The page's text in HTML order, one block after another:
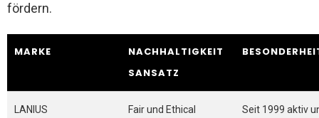
fördern.
MARKE
NACHHALTIGKEIT
SANSATZ
LANIUS
Fair und Ethical
Seit 1999 aktiv